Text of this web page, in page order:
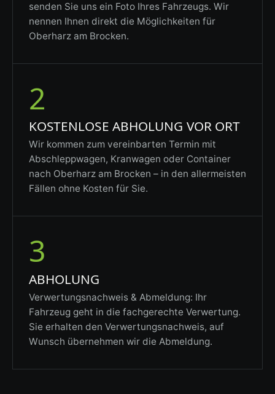
senden Sie uns ein Foto Ihres Fahrzeugs. Wir
nennen Ihnen direkt die Möglichkeiten für
Oberharz am Brocken.
2
KOSTENLOSE ABHOLUNG VOR ORT
Wir kommen zum vereinbarten Termin mit
Abschleppwagen, Kranwagen oder Container
nach Oberharz am Brocken – in den allermeisten
Fällen ohne Kosten für Sie.
3
ABHOLUNG
Verwertungsnachweis & Abmeldung: Ihr
Fahrzeug geht in die fachgerechte Verwertung.
Sie erhalten den Verwertungsnachweis, auf
Wunsch übernehmen wir die Abmeldung.